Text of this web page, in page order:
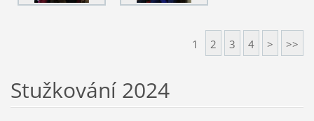
1 2 3 4 > >>
Stužkování 2024